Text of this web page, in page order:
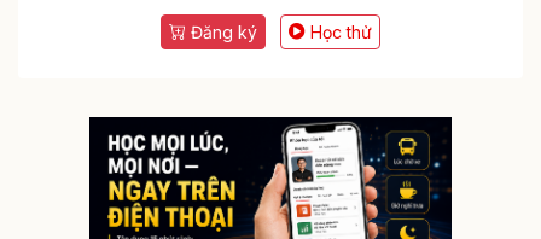
Đăng ký Học thử